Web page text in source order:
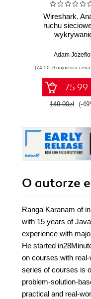
Wireshark.
ruchu
Adam
(74,50 zł najniższa
75.99
149.00zł (-
O autorze
Ranga Karanam of
with 15 years of
experience with
He started
on courses with
series of courses is
problem-solution-
practical and real-